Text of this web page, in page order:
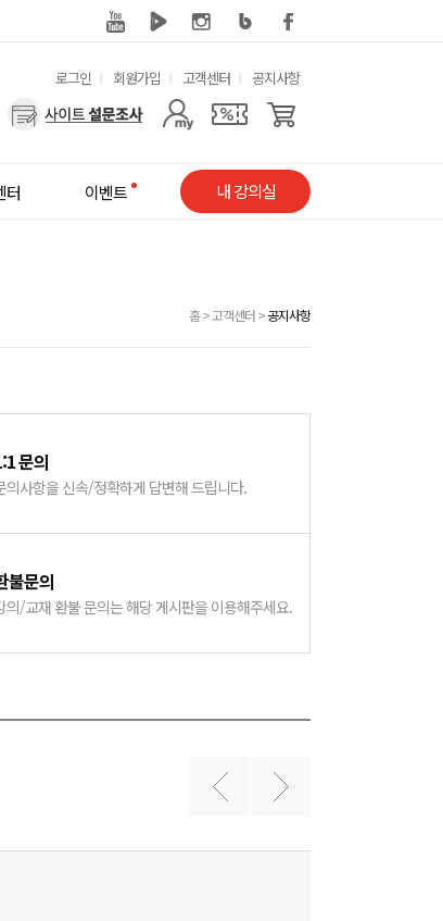
유
용
로그인 회원가입 고객센터 공지사항
사
메
터 이벤트 내 강의실
홈>고객센터>공지사항
문의
의사항을 신속/정확하게 답변해 드립니다.
불문의
의/교재 환불 문의는 해당 게시판을 이용해주세요.